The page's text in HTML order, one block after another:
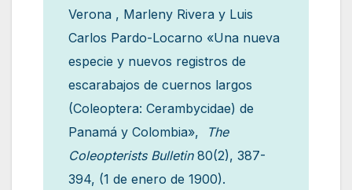
Verona , Marleny Rivera y Luis
Carlos Pardo-Locarno «Una nueva
especie y nuevos registros de
escarabajos de cuernos largos
(Coleoptera: Cerambycidae) de
Panamá y Colombia»,
The
Coleopterists Bulletin80(2), 387-
394, (1 de enero de 1900).